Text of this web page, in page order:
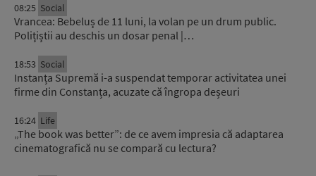
08:25 Social
Vrancea: Bebeluș de 11 luni, la volan pe un drum public.
Polițiștii au deschis un dosar penal |…
18:53 Social
Instanța Supremă i-a suspendat temporar activitatea unei
firme din Constanța, acuzate că îngropa deșeuri
16:24 Life
„The book was better”: de ce avem impresia că adaptarea
cinematografică nu se compară cu lectura?